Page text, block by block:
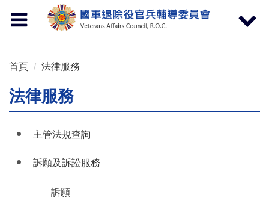
Toggle
navigation
Toggle
首頁 法律服務
法律服務
主管法規查詢
訴願及訴訟服務
訴願